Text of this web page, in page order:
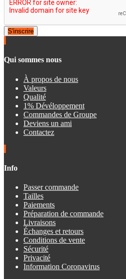
S'inscrire
Qui sommes nous
À propos de nous
Valeurs
Qualité
1% Dévéloppement
Commandes de Groupe
Deviens un ami
Contactez
Info
Passer commande
Tailles
Paiements
Préparation de commande
Livraisons
Échanges et retours
Conditions de vente
Sécurité
Privacité
Information Coronavirus